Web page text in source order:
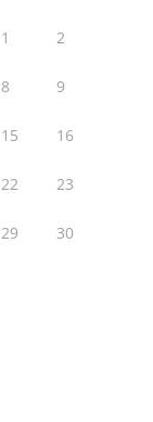
1 2
8 9
15 16
22 23
29 30